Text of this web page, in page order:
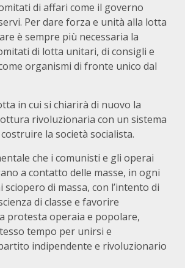
di affari come il governo
Per dare forza e unità alla lotta
è sempre più necessaria la
di lotta unitari, di consigli e
organismi di fronte unico dal
in cui si chiarirà di nuovo la
rivoluzionaria con un sistema
la società socialista.
che i comunisti e gli operai
a contatto delle masse, in ogni
di massa, con l’intento di
di classe e favorire
protesta operaia e popolare,
tempo per unirsi e
indipendente e rivoluzionario